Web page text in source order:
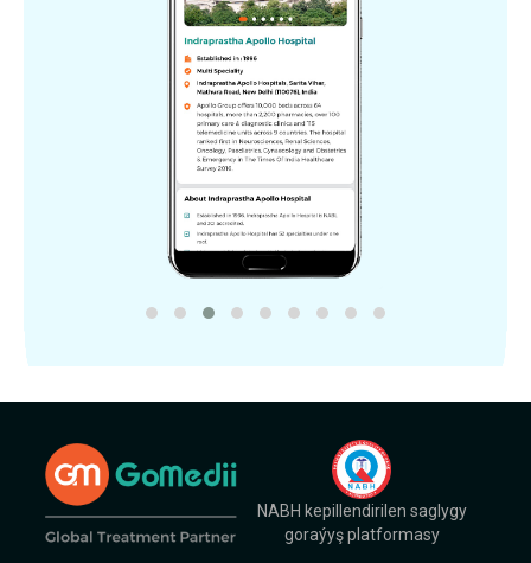
NABH kepillendirilen saglygy
goraýyş platformasy